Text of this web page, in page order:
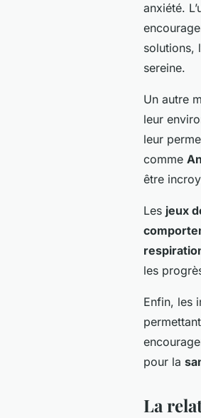
anxiété.
solutions,
sereine.
Un autre
leur
leur
comme
être
Les jeux
les
Enfin, les
pour la
La